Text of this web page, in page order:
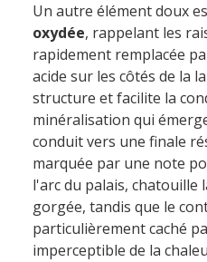
Un autre élément doux
oxydée, rappelant les
rapidement remplacée
acide sur les côtés de la
structure et facilite la
minéralisation qui
conduit vers une finale
marquée par une note
l'arc du palais, chatouille
gorgée, tandis que le
particulièrement caché
imperceptible de la